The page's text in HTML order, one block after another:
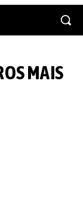
MAIS